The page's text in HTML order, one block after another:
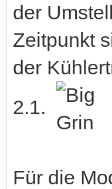
der
Zeitpunkt
der
2.1.
Für die